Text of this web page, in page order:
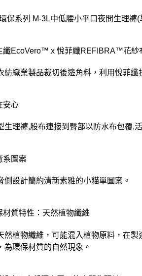
保系列 M-3L中低腰小平口夜間生理褲
纖EcoVero™ x 悅菲纖REFIBRA™花紗
紡織業製品裁切後邊角料，利用悅菲
安心
生理褲,股布連接到臀部以防水布包覆,
系圖案
側設計簡約清新素雅的小貓單圖案。
材質特性：天然植物纖維
然植物纖維，可能混入植物原料，在
為環保材質的自然現象。